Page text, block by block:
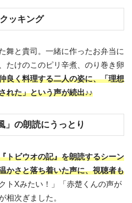
ッキング
舞と貴司。一緒に作ったお弁当に
たけのこのピリ辛煮、のり巻き卵
良く料理する二人の姿に、「理想
れた」という声が続出♪♪
」の朗読にうっとり
トビウオの記』を朗読するシーン
かさと落ち着いた声に、視聴者も
トXみたい！」「赤楚くんの声が
相次ぎました。